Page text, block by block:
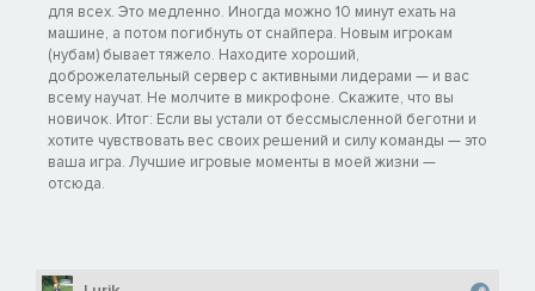
для всех. Это медленно. Иногда можно 10 минут ехать на
машине, а потом погибнуть от снайпера. Новым игрокам
(нубам) бывает тяжело. Находите хороший,
доброжелательный сервер с активными лидерами — и вас
всему научат. Не молчите в микрофоне. Скажите, что вы
новичок. Итог: Если вы устали от бессмысленной беготни и
хотите чувствовать вес своих решений и силу команды — это
ваша игра. Лучшие игровые моменты в моей жизни —
отсюда.